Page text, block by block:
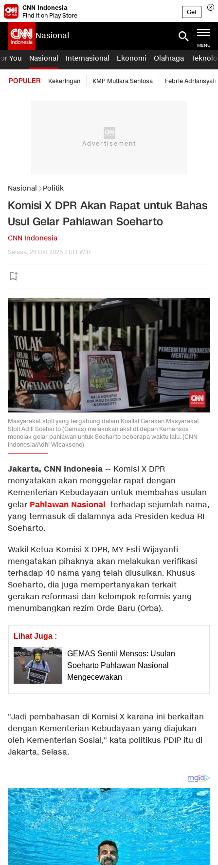
CNN Indonesia
Find it on Play Store
Get
Nasional
MENU
You Nasional Internasional Ekonomi Olahraga
POPULER Kekeringan KMP Mutiara Sentosa Febrie Adriansyah
Nasional Politik
Komisi X DPR Akan Rapat untuk Bahas
Usul Gelar Pahlawan Soeharto
CNN Indonesia
Selasa, 28 Okt 2025 21:11 WIB
Masyarakat sipil yang tergabung dalam Koalisi Gerakan Masyarakat
Sipil Adili Soeharto (Gemas) melakukan aksi di depan Kemensos
menolak gelar pahlawan untuk Soeharto beberapa waktu lalu. (CNN
Indonesia/Adhi Wicaksono)
Jakarta, CNN Indonesia -- Komisi X DPR
menyatakan akan menggelar rapat dengan
Kementerian Kebudayaan untuk membahas usulan
gelar Pahlawan Nasional terhadap sejumlah nama,
yang termasuk di dalamnya ada Presiden kedua RI
Soeharto.
Wakil Ketua Komisi X DPR, MY Esti Wijayanti
mengatakan pihaknya akan melakukan verifikasi
terhadap 40 nama yang telah diusulkan. Khusus
Soeharto, dia juga mempertanyakan terkait
gerakan reformasi dan kelompok reformis yang
menumbangkan rezim Orde Baru (Orba).
Lihat Juga :
GEMAS Sentil Mensos: Usulan
Soeharto Pahlawan Nasional
Mengecewakan
"Jadi pembahasan di Komisi X karena ini berkaitan
dengan Kementerian Kebudayaan yang diajukan
oleh Kementerian Sosial," kata politikus PDIP itu di
Jakarta, Selasa.